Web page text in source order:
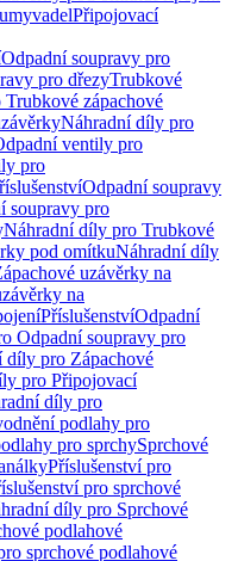
Připojovací
Odpadní soupravy pro
pro dřezyTrubkové
zápachové
Náhradní díly pro
ventily pro
pro
Odpadní soupravy
soupravy pro
Náhradní díly pro Trubkové
pod omítkuNáhradní díly
uzávěrky na
na
PříslušenstvíOdpadní
Odpadní soupravy pro
díly pro Zápachové
pro Připojovací
díly pro
podlahy pro
pro sprchySprchové
Příslušenství pro
pro sprchové
díly pro Sprchové
podlahové
sprchové podlahové